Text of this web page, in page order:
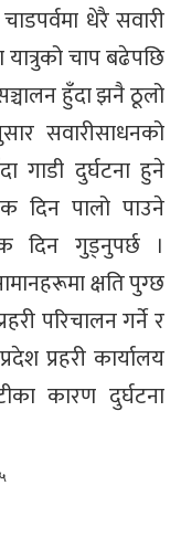
धेरै सवारी
चाप बढेपछि
हुँदा झनै ठूलो
सवारीसाधनको
गाडी दुर्घटना हुने
दिन पालो पाउने
दिन गुड्नुपर्छ ।
क्षति पुग्छ
परिचालन गर्ने र
प्रहरी कार्यालय
कारण दुर्घटना